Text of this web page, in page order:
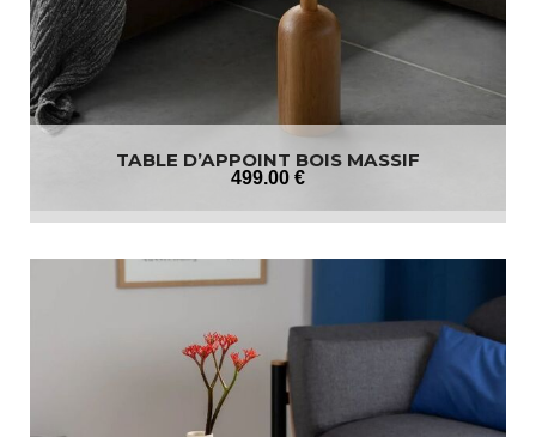
TABLE D’APPOINT BOIS MASSIF
499.00 €